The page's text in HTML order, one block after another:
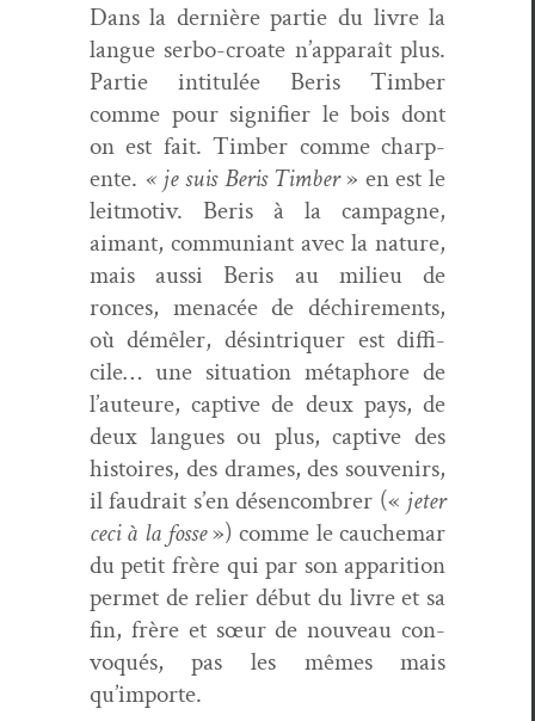
Dans la dernière par­tie du livre la
langue ser­bo-croate n’apparaît plus.
Par­tie inti­t­ulée Beris Tim­ber
comme pour sig­ni­fi­er le bois dont
on est fait. Tim­ber comme char­p­
ente. « je suis Beris Tim­ber» en est le
leit­mo­tiv. Beris à la cam­pagne,
aimant, com­mu­ni­ant avec la nature,
mais aus­si Beris au milieu de
ronces, men­acée de déchire­ments,
où démêler, dés­in­tri­quer est dif­fi­
cile… une sit­u­a­tion métaphore de
l’auteure, cap­tive de deux pays, de
deux langues ou plus, cap­tive des
his­toires, des drames, des sou­venirs,
il faudrait s’en désen­com­br­er (« jeter
ceci à la fos­se») comme le cauchemar
du petit frère qui par son appari­tion
per­met de reli­er début du livre et sa
fin, frère et sœur de nou­veau con­
vo­qués, pas les mêmes mais
qu’importe.